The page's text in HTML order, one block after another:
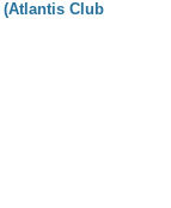
(Atlantis Club